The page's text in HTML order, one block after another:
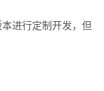
进行定制开发，但